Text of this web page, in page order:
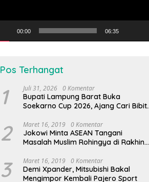
00:00 06:35
Pos Terhangat
1 Juli 31, 2026 0 Komentar
Bupati Lampung Barat Buka
Soekarno Cup 2026, Ajang Cari Bibit
2 Maret 16, 2019 0 Komentar
Jokowi Minta ASEAN Tangani
Masalah Muslim Rohingya di Rakhine
3 Maret 16, 2019 0 Komentar
Demi Xpander, Mitsubishi Bakal
Mengimpor Kembali Pajero Sport